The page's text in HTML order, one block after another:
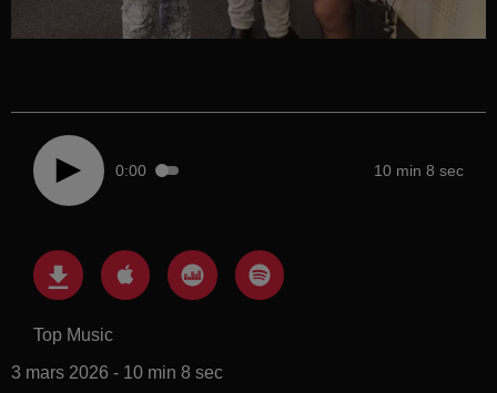
0:00 10 min 8 sec
Top Music
3 mars 2026 - 10 min 8 sec